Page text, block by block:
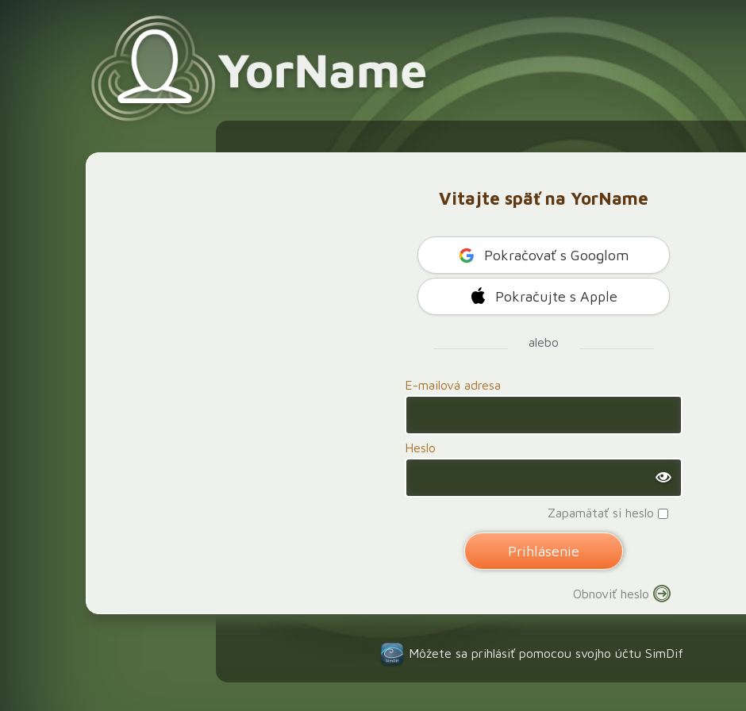
Vitajte späť na YorName
Pokračovať s Googlom
Pokračujte s Apple
alebo
E-mailová adresa
Heslo
Zapamätať si heslo
Obnoviť heslo
Môžete sa prihlásiť pomocou svojho účtu SimDif